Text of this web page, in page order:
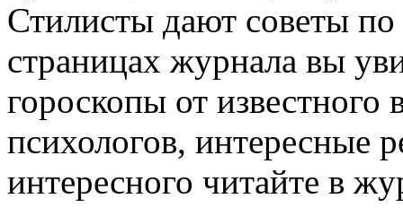
Стилисты дают советы
страницах журнала вы
гороскопы от известного
психологов, интересные
интересного читайте в